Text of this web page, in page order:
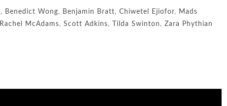
, Benedict Wong, Benjamin Bratt, Chiwetel Ejiofor, Mads
Rachel McAdams, Scott Adkins, Tilda Swinton , Zara Phythian